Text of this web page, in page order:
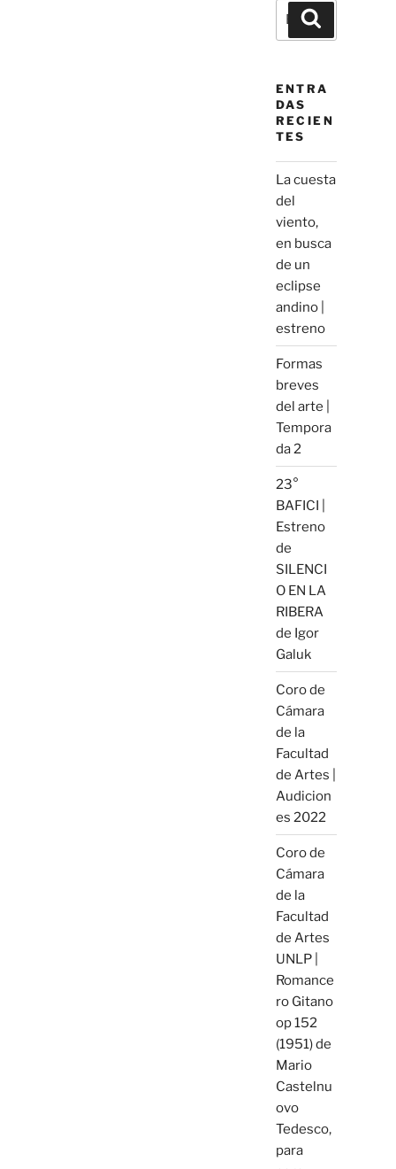
Buscar
ENTRA
DAS
RECIEN
TES
La cuesta
del
viento,
en busca
de un
eclipse
andino |
estreno
Formas
breves
del arte |
Tempora
da 2
23°
BAFICI |
Estreno
de
SILENCI
O EN LA
RIBERA
de Igor
Galuk
Coro de
Cámara
de la
Facultad
de Artes |
Audicion
es 2022
Coro de
Cámara
de la
Facultad
de Artes
UNLP |
Romance
ro Gitano
op 152
(1951) de
Mario
Castelnu
ovo
Tedesco,
para